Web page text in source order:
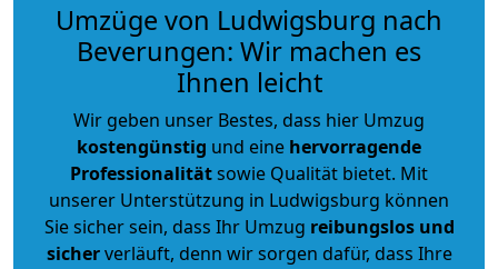
Umzüge von Ludwigsburg nach
Beverungen: Wir machen es
Ihnen leicht
Wir geben unser Bestes, dass hier Umzug
kostengünstig und eine hervorragende
Professionalitätsowie Qualität bietet. Mit
unserer Unterstützung in Ludwigsburg können
Sie sicher sein, dass Ihr Umzug reibungslos und
sicherverläuft, denn wir sorgen dafür, dass Ihre